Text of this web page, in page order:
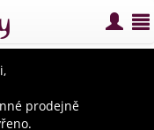
prodejně